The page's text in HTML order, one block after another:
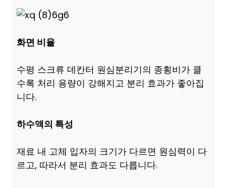
화면 비율
수평 스크류 데칸터 원심분리기의 종횡비가 클
수록 처리 용량이 강해지고 분리 효과가 좋아집
니다.
하수액의 특성
재료 내 고체 입자의 크기가 다르면 원심력이 다
르고, 따라서 분리 효과도 다릅니다.